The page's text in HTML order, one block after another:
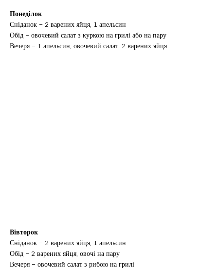
Понеділок
Сніданок – 2 варених яйця, 1 апельсин
Обід – овочевий салат з куркою на грилі або на пару
Вечеря – 1 апельсин, овочевий салат, 2 варених яйця
Вівторок
Сніданок – 2 варених яйця, 1 апельсин
Обід – 2 варених яйця, овочі на пару
Вечеря – овочевий салат з рибою на грилі